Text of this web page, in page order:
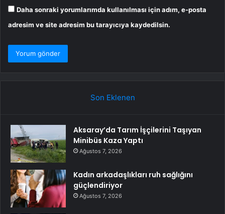
Daha sonraki yorumlarımda kullanılması için adım, e-posta
adresim ve site adresim bu tarayıcıya kaydedilsin.
Son Eklenen
Aksaray’da Tarım İşçilerini Taşıyan
Minibüs Kaza Yaptı
Ağustos 7, 2026
Kadın arkadaşlıkları ruh sağlığını
güçlendiriyor
Ağustos 7, 2026